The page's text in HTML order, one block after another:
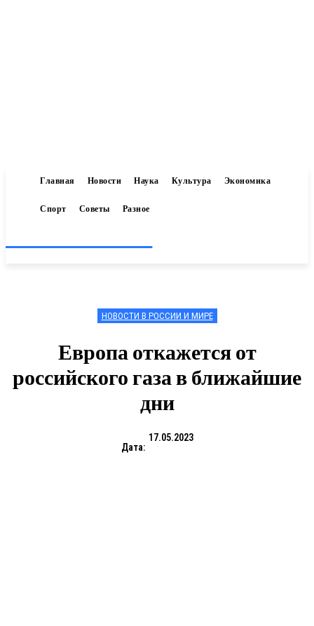
Главная Новости Наука Культура Экономика
Спорт Советы Разное
НОВОСТИ В РОССИИ И МИРЕ
Европа откажется от
российского газа в ближайшие
дни
Дата:
17.05.2023